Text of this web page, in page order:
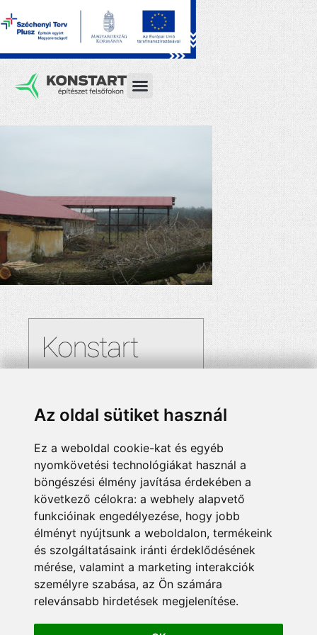
Az oldal sütiket használ
Ez a weboldal cookie-kat és egyéb
nyomkövetési technológiákat használ a
böngészési élmény javítása érdekében a
következő célokra: a webhely alapvető
funkcióinak engedélyezése, hogy jobb
élményt nyújtsunk a weboldalon, termékeink
és szolgáltatásaink iránti érdeklődésének
mérése, valamint a marketing interakciók
személyre szabása, az Ön számára
relevánsabb hirdetések megjelenítése.